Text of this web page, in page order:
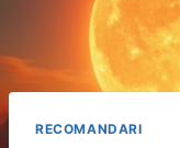
RECOMANDARI